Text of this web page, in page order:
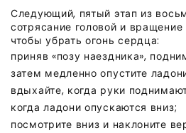
Следующий, пятый этап из
сотрясание головой и
чтобы убрать огонь сердца:
приняв «позу наездника»,
затем медленно опустите
вдыхайте, когда руки
когда ладони опускаются вниз;
посмотрите вниз и наклоните